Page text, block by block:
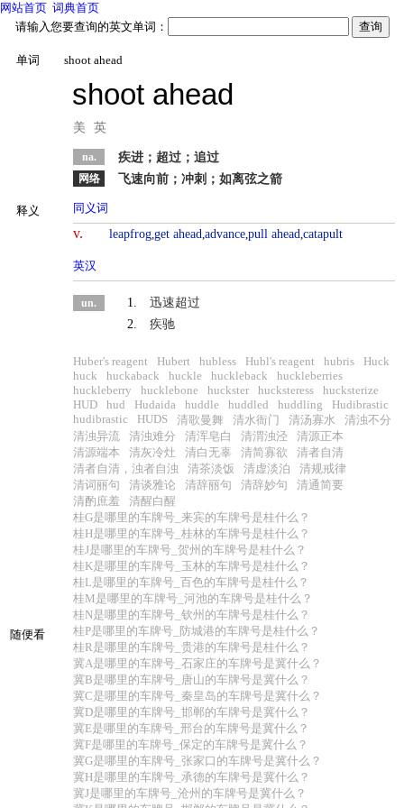
网站首页 词典首页
请输入您要查询的英文单词：
单词 shoot ahead
释义
shoot ahead
美 英
na. 疾进；超过；追过
网络 飞速向前；冲刺；如离弦之箭
同义词
v. leapfrog,get ahead,advance,pull ahead,catapult
英汉
un. 1.
迅速超过
2.
疾驰
随便看
Huber's reagent Hubert hubless Hubl's reagent hubris
Huck
huck
huckaback huckle huckleback
huckleberries
huckleberry
hucklebone huckster hucksteress
hucksterize
HUD
hud Hudaida huddle huddled huddling
Hudibrastic
hudibrastic
HUDS 清歌曼舞 清水衙门 清汤寡水
清浊不分
清浊异流
清浊难分 清浑皂白 清渭浊泾
清源正本
清源端本
清灰冷灶 清白无辜 清简寡欲
清者自清
清者自清，浊者自浊
清茶淡饭 清虚淡泊
清规戒律
清词丽句
清谈雅论 清辞丽句 清辞妙句
清通简要
清酌庶羞
清醒白醒
桂G是哪里的车牌号_来宾的车牌号是桂什么？
桂H是哪里的车牌号_桂林的车牌号是桂什么？
桂J是哪里的车牌号_贺州的车牌号是桂什么？
桂K是哪里的车牌号_玉林的车牌号是桂什么？
桂L是哪里的车牌号_百色的车牌号是桂什么？
桂M是哪里的车牌号_河池的车牌号是桂什么？
桂N是哪里的车牌号_钦州的车牌号是桂什么？
桂P是哪里的车牌号_防城港的车牌号是桂什么？
桂R是哪里的车牌号_贵港的车牌号是桂什么？
冀A是哪里的车牌号_石家庄的车牌号是冀什么？
冀B是哪里的车牌号_唐山的车牌号是冀什么？
冀C是哪里的车牌号_秦皇岛的车牌号是冀什么？
冀D是哪里的车牌号_邯郸的车牌号是冀什么？
冀E是哪里的车牌号_邢台的车牌号是冀什么？
冀F是哪里的车牌号_保定的车牌号是冀什么？
冀G是哪里的车牌号_张家口的车牌号是冀什么？
冀H是哪里的车牌号_承德的车牌号是冀什么？
冀J是哪里的车牌号_沧州的车牌号是冀什么？